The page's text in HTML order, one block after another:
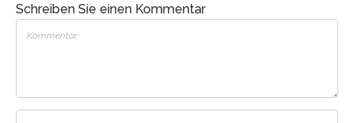
Schreiben Sie einen Kommentar